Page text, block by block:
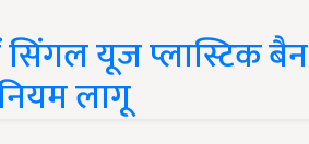
यूज प्लास्टिक बैन,
लागू